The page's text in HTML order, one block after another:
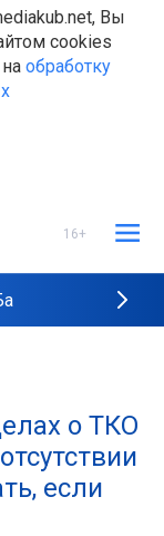
Вы
cookies
обработку
16+
о ТКО
если